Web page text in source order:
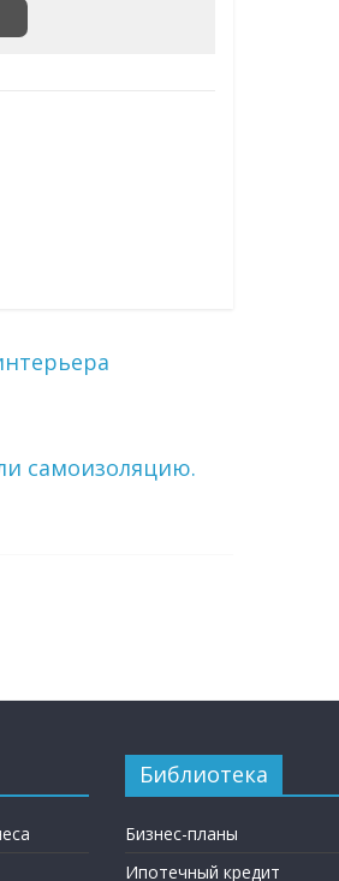
самоизоляцию.
Библиотека
Бизнес-планы
Ипотечный кредит